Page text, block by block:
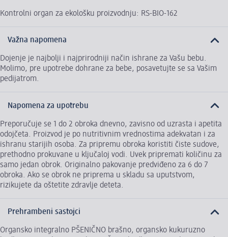
Kontrolni organ za ekološku proizvodnju: RS-BIO-162
Važna napomena
Dojenje je najbolji i najprirodniji način ishrane za Vašu bebu.
Molimo, pre upotrebe dohrane za bebe, posavetujte se sa Vašim
pedijatrom.
Napomena za upotrebu
Preporučuje se 1 do 2 obroka dnevno, zavisno od uzrasta i apetita
odojčeta. Proizvod je po nutritivnim vrednostima adekvatan i za
ishranu starijih osoba. Za pripremu obroka koristiti čiste sudove,
prethodno prokuvane u ključaloj vodi. Uvek pripremati količinu za
samo jedan obrok. Originalno pakovanje predviđeno za 6 do 7
obroka. Ako se obrok ne priprema u skladu sa uputstvom,
rizikujete da oštetite zdravlje deteta.
Prehrambeni sastojci
Organsko integralno PŠENIČNO brašno, organsko kukuruzno